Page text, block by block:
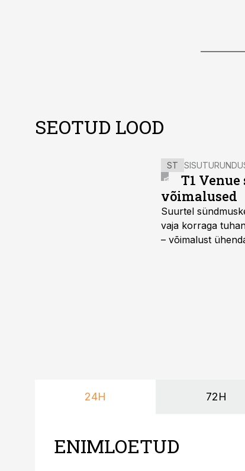
SEOTUD LOOD
ST
T1
võimalused
Suurtel
vaja korraga
– võimalust
24H 72H
ENIMLOETUD